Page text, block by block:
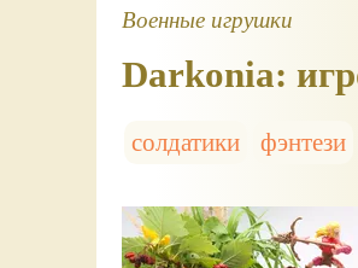
Военные игрушки
Darkonia:
солдатики фэнтези